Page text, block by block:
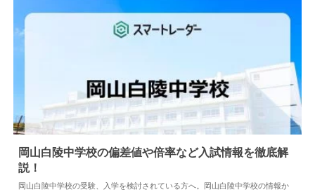
中学情報 2024.04.02
岡山白陵中学校の偏差値や倍率など入試情報を徹底解
説！
岡山白陵中学校の受験、入学を検討されている方へ。岡山白陵中学校の情報か